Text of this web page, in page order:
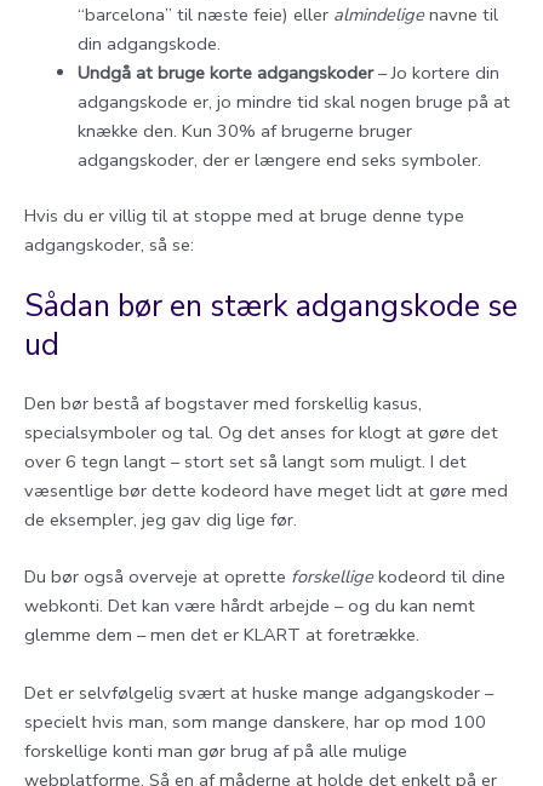
“barcelona” til næste feie) eller almindeligenavne til
din adgangskode.
Undgå at bruge korte adgangskoder– Jo kortere din
adgangskode er, jo mindre tid skal nogen bruge på at
knække den. Kun 30% af brugerne bruger
adgangskoder, der er længere end seks symboler.
Hvis du er villig til at stoppe med at bruge denne type
adgangskoder, så se:
Sådan bør en stærk adgangskode se
ud
Den bør bestå af bogstaver med forskellig kasus,
specialsymboler og tal. Og det anses for klogt at gøre det
over 6 tegn langt – stort set så langt som muligt. I det
væsentlige bør dette kodeord have meget lidt at gøre med
de eksempler, jeg gav dig lige før.
Du bør også overveje at oprette forskelligekodeord til dine
webkonti. Det kan være hårdt arbejde – og du kan nemt
glemme dem – men det er KLART at foretrække.
Det er selvfølgelig svært at huske mange adgangskoder –
specielt hvis man, som mange danskere, har op mod 100
forskellige konti man gør brug af på alle mulige
webplatforme. Så en af måderne at holde det enkelt på er